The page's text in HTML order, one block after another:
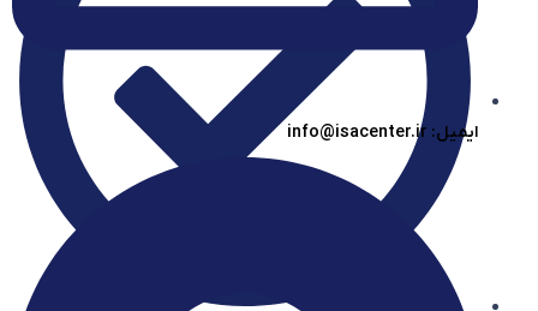
ایمیل: info@isacenter.ir